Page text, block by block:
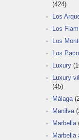
(424)
Los
Los
Los
Los
Luxury
Luxury
(45)
Málaga
Manilva
Marbella
Marbella